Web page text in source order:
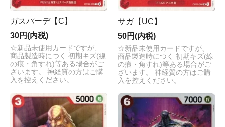
ガスパーデ【C】
30円(内税)
☆新品未使用カードですが、
商品製造時につく 初期キズ(線
の痕・角すれ)等ある場合がご
ざいます。 神経質の方はご購
入を控えください。
サガ【UC】
50円(内税)
☆新品未使用カードですが、
商品製造時につく 初期キズ(線
の痕・角すれ)等ある場合がご
ざいます。 神経質の方はご購
入を控えください。